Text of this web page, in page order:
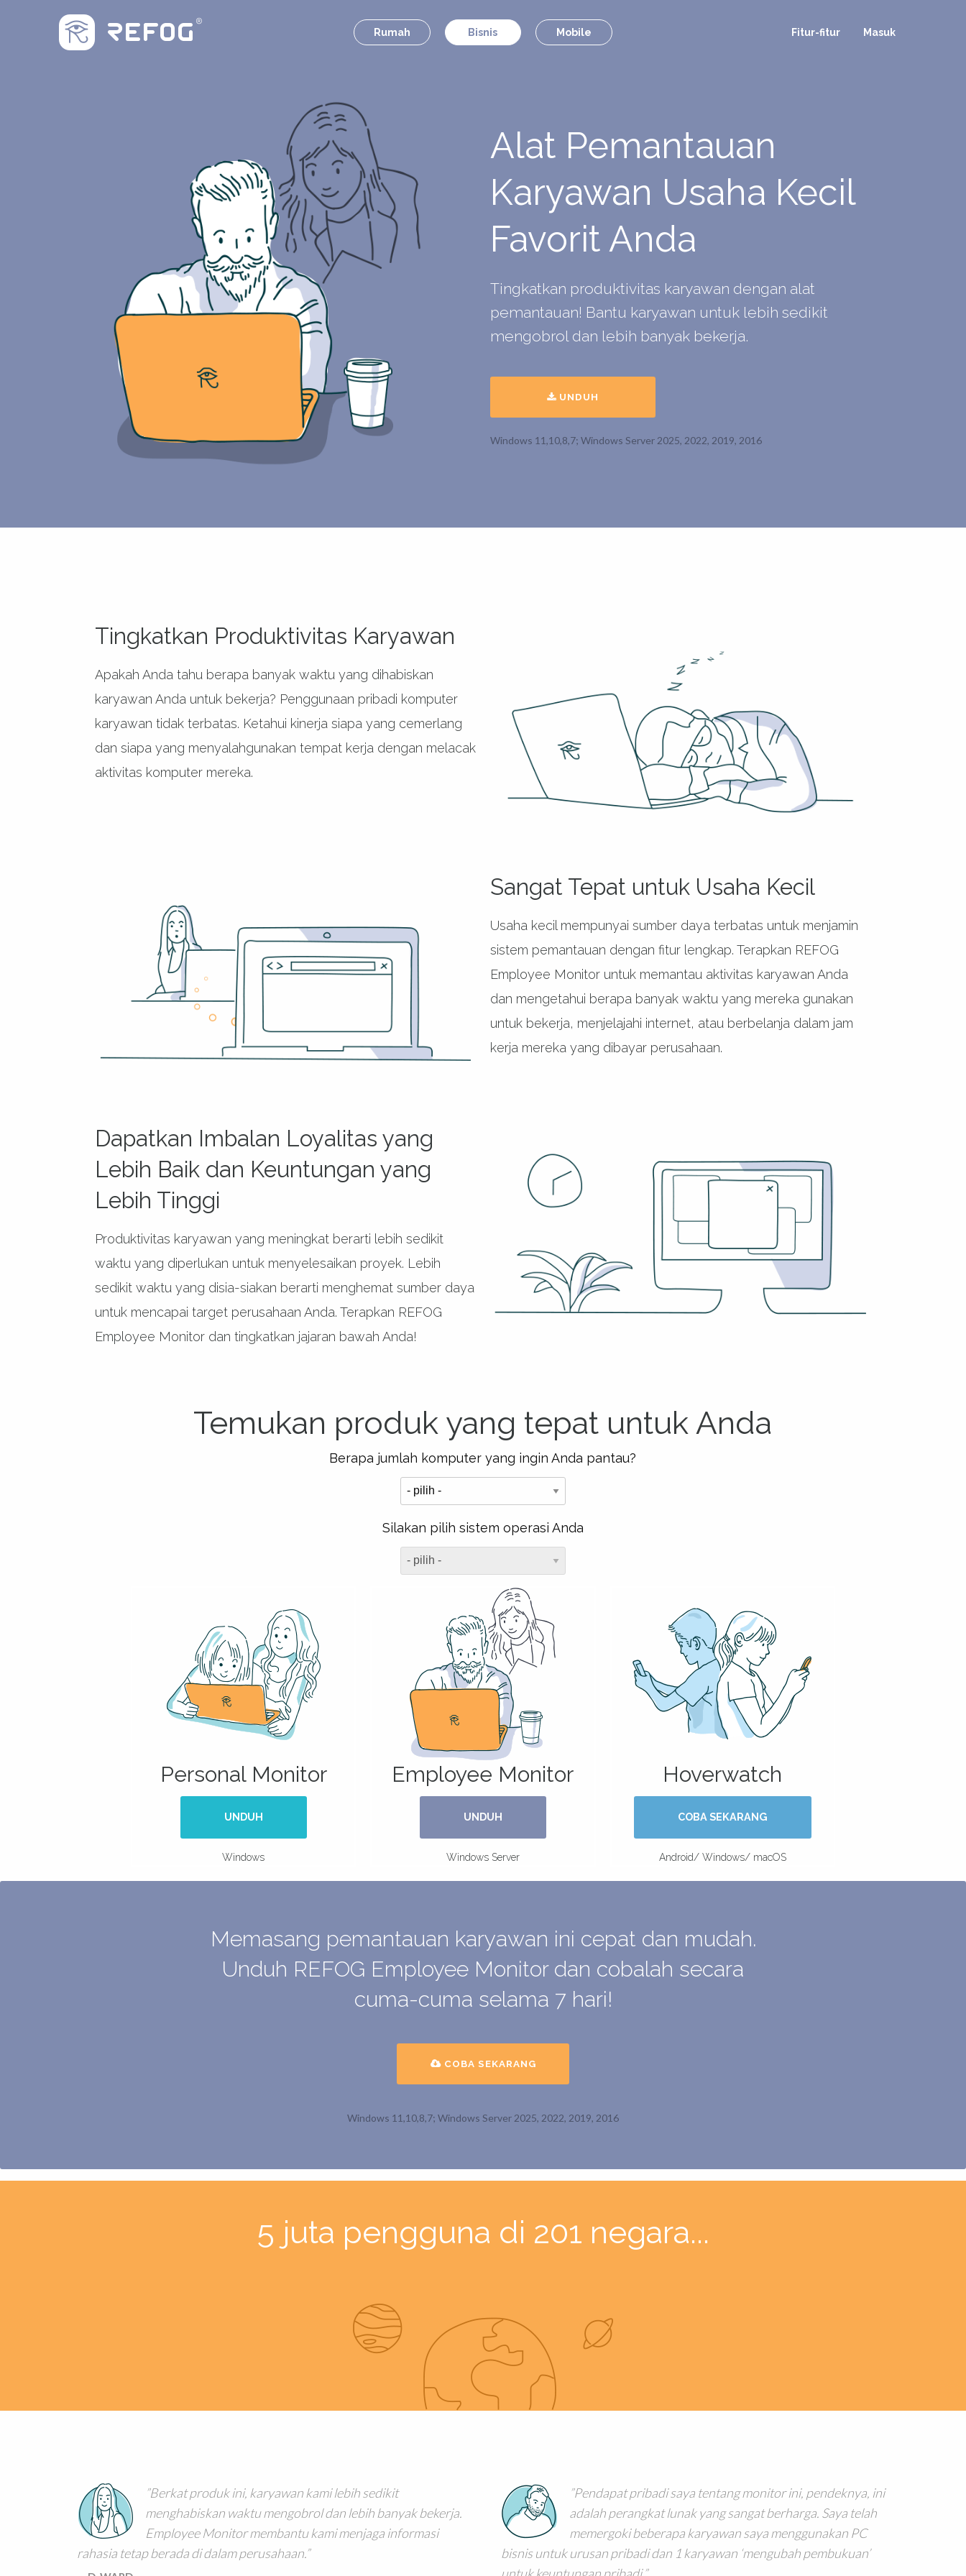
Rumah Bisnis Mobile Fitur-fitur Masuk
Alat Pemantauan
Karyawan Usaha Kecil
Favorit Anda
Tingkatkan produktivitas karyawan dengan alat
pemantauan! Bantu karyawan untuk lebih sedikit
mengobrol dan lebih banyak bekerja.
UNDUH
Windows 11,10,8,7; Windows Server 2025, 2022, 2019, 2016
Tingkatkan Produktivitas Karyawan
Apakah Anda tahu berapa banyak waktu yang dihabiskan
karyawan Anda untuk bekerja? Penggunaan pribadi komputer
karyawan tidak terbatas. Ketahui kinerja siapa yang cemerlang
dan siapa yang menyalahgunakan tempat kerja dengan melacak
aktivitas komputer mereka.
Sangat Tepat untuk Usaha Kecil
Usaha kecil mempunyai sumber daya terbatas untuk menjamin
sistem pemantauan dengan fitur lengkap. Terapkan REFOG
Employee Monitor untuk memantau aktivitas karyawan Anda
dan mengetahui berapa banyak waktu yang mereka gunakan
untuk bekerja, menjelajahi internet, atau berbelanja dalam jam
kerja mereka yang dibayar perusahaan.
Dapatkan Imbalan Loyalitas yang
Lebih Baik dan Keuntungan yang
Lebih Tinggi
Produktivitas karyawan yang meningkat berarti lebih sedikit
waktu yang diperlukan untuk menyelesaikan proyek. Lebih
sedikit waktu yang disia-siakan berarti menghemat sumber daya
untuk mencapai target perusahaan Anda. Terapkan REFOG
Employee Monitor dan tingkatkan jajaran bawah Anda!
Temukan produk yang tepat untuk Anda
Berapa jumlah komputer yang ingin Anda pantau?
Silakan pilih sistem operasi Anda
Personal Monitor
UNDUH
Windows
Employee Monitor
UNDUH
Windows Server
Hoverwatch
COBA SEKARANG
Android/ Windows/ macOS
Memasang pemantauan karyawan ini cepat dan mudah.
Unduh REFOG Employee Monitor dan cobalah secara
cuma-cuma selama 7 hari!
COBA SEKARANG
Windows 11,10,8,7; Windows Server 2025, 2022, 2019, 2016
5 juta pengguna di 201 negara...
Berkat produk ini, karyawan kami lebih sedikit
menghabiskan waktu mengobrol dan lebih banyak bekerja.
Employee Monitor membantu kami menjaga informasi
rahasia tetap berada di dalam perusahaan.
Pendapat pribadi saya tentang monitor ini, pendeknya, ini
adalah perangkat lunak yang sangat berharga. Saya telah
memergoki beberapa karyawan saya menggunakan PC
bisnis untuk urusan pribadi dan 1 karyawan ‘mengubah pembukuan’